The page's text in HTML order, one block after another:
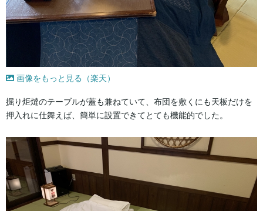
画像をもっと見る（楽天）
掘り炬燵のテーブルが蓋も兼ねていて、布団を敷くにも天板だけを
押入れに仕舞えば、簡単に設置できてとても機能的でした。